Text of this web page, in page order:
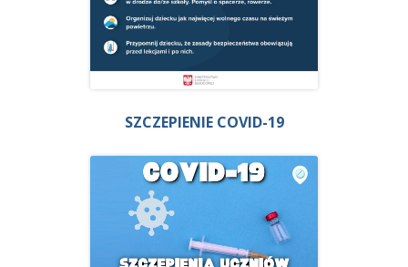
SZCZEPIENIE COVID-19